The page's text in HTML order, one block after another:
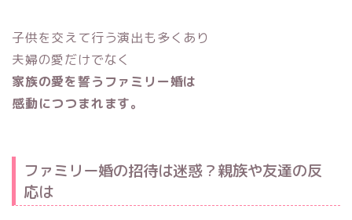
子供を交えて行う演出も多くあり
夫婦の愛だけでなく
家族の愛を誓うファミリー婚は
感動につつまれます。
ファミリー婚の招待は迷惑？親族や友達の反
応は